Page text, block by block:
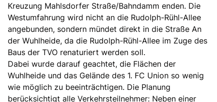
Kreuzung Mahlsdorfer Straße/Bahndamm enden. Die
Westumfahrung wird nicht an die Rudolph-Rühl-Allee
angebunden, sondern mündet direkt in die Straße An
der Wuhlheide, da die Rudolph-Rühl-Allee im Zuge des
Baus der TVO renaturiert werden soll.
Dabei wurde darauf geachtet, die Flächen der
Wuhlheide und das Gelände des 1. FC Union so wenig
wie möglich zu beeinträchtigen. Die Planung
berücksichtigt alle Verkehrsteilnehmer: Neben einer